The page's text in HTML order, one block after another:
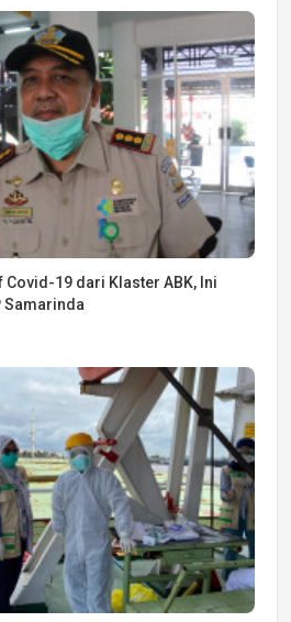
Covid-19 dari Klaster ABK, Ini
Samarinda